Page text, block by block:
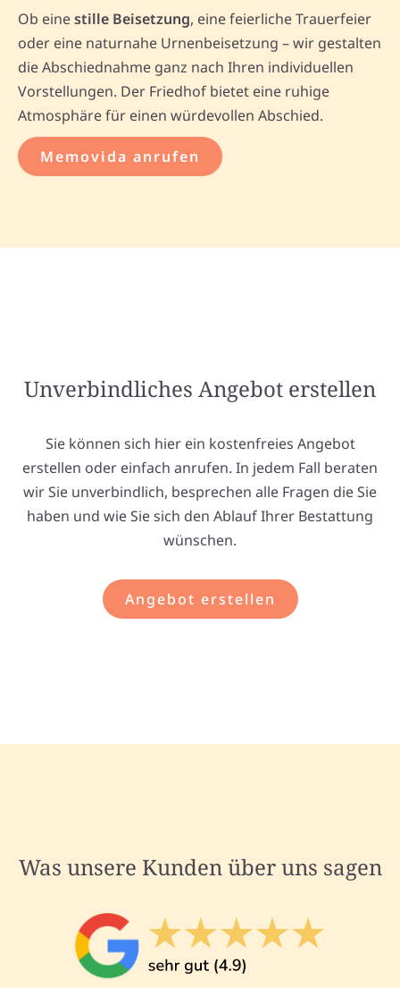
Ob einestille Beisetzung, eine feierliche Trauerfeier
oder eine naturnahe Urnenbeisetzung – wir gestalten
die Abschiednahme ganz nach Ihren individuellen
Vorstellungen. Der Friedhof bietet eine ruhige
Atmosphäre für einen würdevollen Abschied.
Memovida anrufen
Unverbindliches Angebot erstellen
Sie können sich hier ein kostenfreies Angebot
erstellen oder einfach anrufen. In jedem Fall beraten
wir Sie unverbindlich, besprechen alle Fragen die Sie
haben und wie Sie sich den Ablauf Ihrer Bestattung
wünschen.
Angebot erstellen
Was unsere Kunden über uns sagen